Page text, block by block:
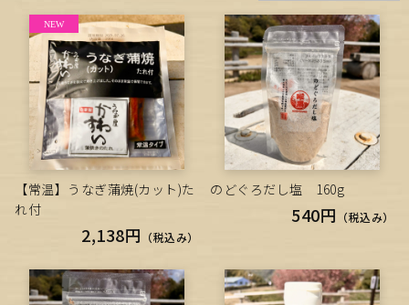
【常温】うなぎ蒲焼(カット)た
れ付
2,138円 （税込み）
のどぐろだし塩 160g
540円 （税込み）